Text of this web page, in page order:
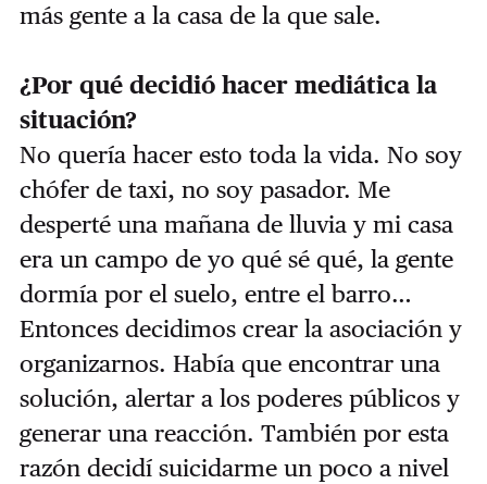
más gente a la casa de la que sale.
¿Por qué decidió hacer mediática la
situación?
No quería hacer esto toda la vida. No soy
chófer de taxi, no soy pasador. Me
desperté una mañana de lluvia y mi casa
era un campo de yo qué sé qué, la gente
dormía por el suelo, entre el barro…
Entonces decidimos crear la asociación y
organizarnos. Había que encontrar una
solución, alertar a los poderes públicos y
generar una reacción. También por esta
razón decidí suicidarme un poco a nivel